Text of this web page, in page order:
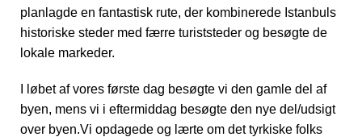
planlagde en fantastisk rute, der kombinerede Istanbuls
historiske steder med færre turiststeder og besøgte de
lokale markeder.
I løbet af vores første dag besøgte vi den gamle del af
byen, mens vi i eftermiddag besøgte den nye del/udsigt
over byen.Vi opdagede og lærte om det tyrkiske folks